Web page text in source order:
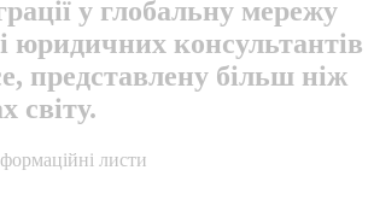
у глобальну мережу
юридичних консультантів
представлену більш ніж
світу.
листи